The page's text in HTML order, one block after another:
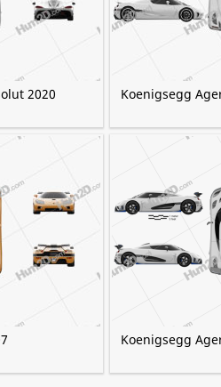
2020 Koenigsegg
Koenigsegg